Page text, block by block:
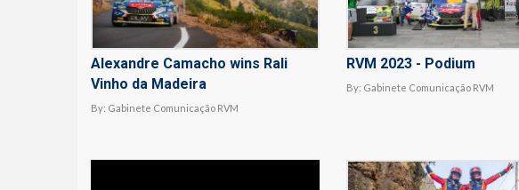
Alexandre Camacho wins Rali
Vinho da Madeira
By: Gabinete Comunicação RVM
RVM 2023 - Podium
By: Gabinete Comunicação RVM